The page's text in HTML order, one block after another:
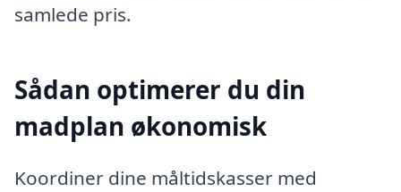
samlede pris.
Sådan optimerer du din
madplan økonomisk
Koordiner dine måltidskasser med